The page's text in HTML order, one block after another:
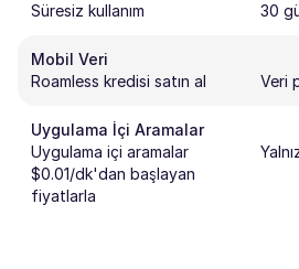
Süresiz kullanım
30
Mobil Veri
Roamless kredisi satın al
Veri
Uygulama İçi Aramalar
Uygulama içi aramalar
$0.01/dk'dan başlayan
fiyatlarla